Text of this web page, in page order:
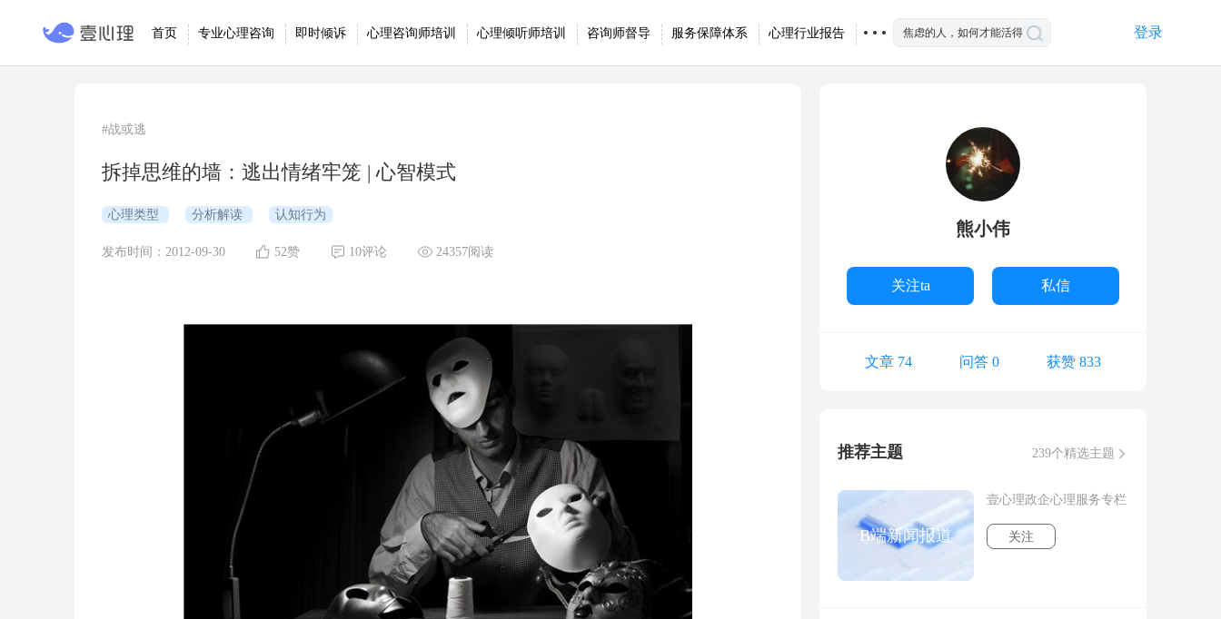
首页 专业心理咨询 即时倾诉 心理咨询师培训 心理倾听师培训 咨询师督导 服务保障体系 心理行业报告 登录
#战或逃
拆掉思维的墙：逃出情绪牢笼 | 心智模式
心理类型 分析解读 认知行为
发布时间：2012-09-30 52赞 10评论 24357阅读
熊小伟
关注ta 私信
文章 74 问答 0 获赞 833
推荐主题 239个精选主题
B端新闻报道
壹心理政企心理服务专栏
关注